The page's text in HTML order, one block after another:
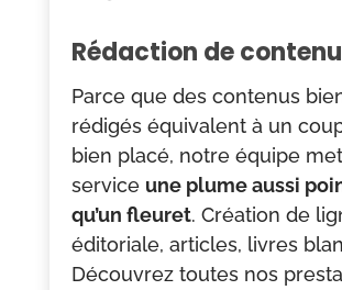
Rédaction de
Parce que des contenus
rédigés équivalent à un
bien placé, notre équipe
service une plume aussi
qu’un fleuret. Création de
éditoriale, articles, livres
Découvrez toutes nos